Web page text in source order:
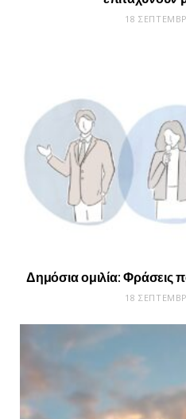
18
Δημόσια ομιλία: Φράσεις
18